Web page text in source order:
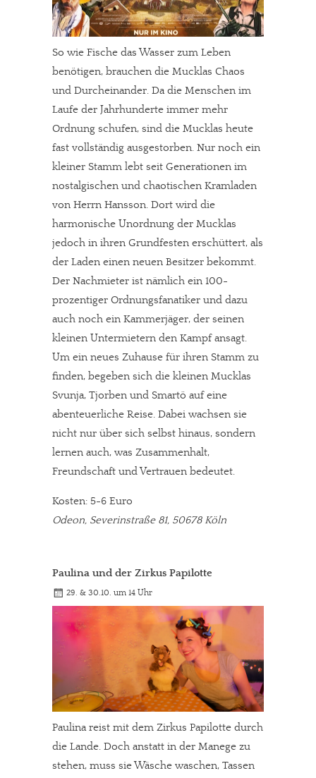
So wie Fische das Wasser zum Leben
benötigen, brauchen die Mucklas Chaos
und Durcheinander. Da die Menschen im
Laufe der Jahrhunderte immer mehr
Ordnung schufen, sind die Mucklas heute
fast vollständig ausgestorben. Nur noch ein
kleiner Stamm lebt seit Generationen im
nostalgischen und chaotischen Kramladen
von Herrn Hansson. Dort wird die
harmonische Unordnung der Mucklas
jedoch in ihren Grundfesten erschüttert, als
der Laden einen neuen Besitzer bekommt.
Der Nachmieter ist nämlich ein 100-
prozentiger Ordnungsfanatiker und dazu
auch noch ein Kammerjäger, der seinen
kleinen Untermietern den Kampf ansagt.
Um ein neues Zuhause für ihren Stamm zu
finden, begeben sich die kleinen Mucklas
Svunja, Tjorben und Smartö auf eine
abenteuerliche Reise. Dabei wachsen sie
nicht nur über sich selbst hinaus, sondern
lernen auch, was Zusammenhalt,
Freundschaft und Vertrauen bedeutet.
Kosten: 5-6 Euro
Odeon, Severinstraße 81, 50678 Köln
Paulina und der Zirkus Papilotte
29. & 30.10. um 14 Uhr
Paulina reist mit dem Zirkus Papilotte durch
die Lande. Doch anstatt in der Manege zu
stehen, muss sie Wäsche waschen, Tassen